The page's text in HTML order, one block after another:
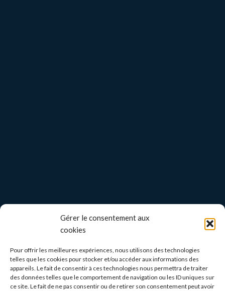
Gérer le consentement aux
cookies
Pour offrir les meilleures expériences, nous utilisons des technologies
telles que les cookies pour stocker et/ou accéder aux informations des
appareils. Le fait de consentir à ces technologies nous permettra de traiter
des données telles que le comportement de navigation ou les ID uniques sur
ce site. Le fait de ne pas consentir ou de retirer son consentement peut avoir